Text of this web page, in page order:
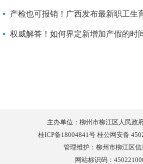
主办单位：柳州市柳江区人民
桂ICP备18004841号 桂公网安备
管理维护：柳州市柳江区信
网站标识码：